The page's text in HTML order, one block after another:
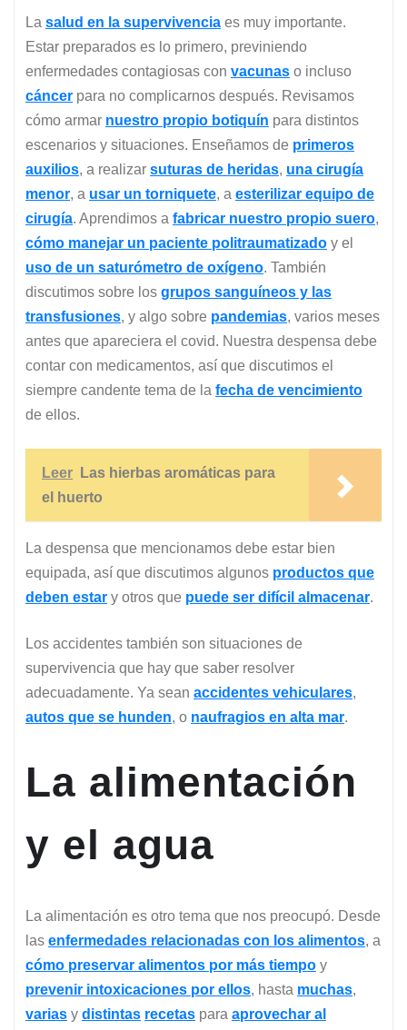
La salud en la supervivencia es muy importante.
Estar preparados es lo primero, previniendo
enfermedades contagiosas con vacunas o incluso
cáncer para no complicarnos después. Revisamos
cómo armar nuestro propio botiquín para distintos
escenarios y situaciones. Enseñamos de primeros
auxilios, a realizar suturas de heridas, una cirugía
menor, a usar un torniquete, a esterilizar equipo de
cirugía. Aprendimos a fabricar nuestro propio suero,
cómo manejar un paciente politraumatizado y el
uso de un saturómetro de oxígeno. También
discutimos sobre los grupos sanguíneos y las
transfusiones, y algo sobre pandemias, varios meses
antes que apareciera el covid. Nuestra despensa debe
contar con medicamentos, así que discutimos el
siempre candente tema de la fecha de vencimiento
de ellos.
Leer
Las hierbas aromáticas para
el huerto
La despensa que mencionamos debe estar bien
equipada, así que discutimos algunos productos que
deben estar y otros que puede ser difícil almacenar.
Los accidentes también son situaciones de
supervivencia que hay que saber resolver
adecuadamente. Ya sean accidentes vehiculares,
autos que se hunden, o naufragios en alta mar.
La alimentación
y el agua
La alimentación es otro tema que nos preocupó. Desde
las enfermedades relacionadas con los alimentos, a
cómo preservar alimentos por más tiempo y
prevenir intoxicaciones por ellos, hasta muchas,
varias y distintas recetas para aprovechar al